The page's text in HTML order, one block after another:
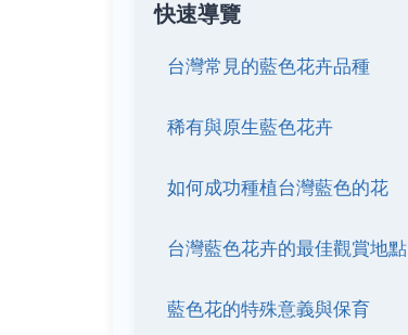
快速導覽
台灣常見的藍色花卉品種
稀有與原生藍色花卉
如何成功種植台灣藍色的花
台灣藍色花卉的最佳觀賞地點
藍色花的特殊意義與保育